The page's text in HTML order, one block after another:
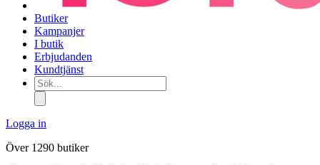
Butiker
Kampanjer
I butik
Erbjudanden
Kundtjänst
Sök...
Logga in
Över 1290 butiker